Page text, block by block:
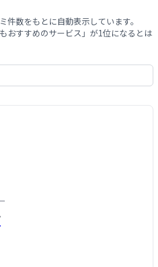
数をもとに自動表示しています。
おすすめのサービス」が1位になるとは